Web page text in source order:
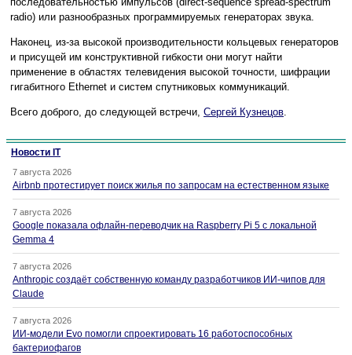
radio) или разнообразных программируемых генераторах звука.
Наконец, из-за высокой производительности кольцевых генераторов
и присущей им конструктивной гибкости они могут найти
применение в областях телевидения высокой точности, шифрации
гигабитного Ethernet и систем спутниковых коммуникаций.
Всего доброго, до следующей встречи, Сергей Кузнецов.
Новости IT
7 августа 2026
Airbnb протестирует поиск жилья по запросам на естественном языке
7 августа 2026
Google показала офлайн-переводчик на Raspberry Pi 5 с локальной
Gemma 4
7 августа 2026
Anthropic создаёт собственную команду разработчиков ИИ-чипов для
Claude
7 августа 2026
ИИ-модели Evo помогли спроектировать 16 работоспособных
бактериофагов